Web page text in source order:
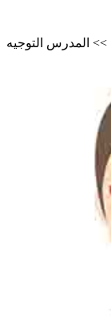
>>
المدرس التوجيه